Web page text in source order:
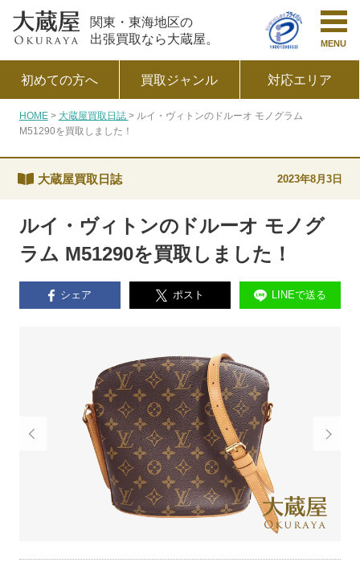
関東・東海地区の
出張買取なら大蔵屋。
MENU
初めての方へ 買取ジャンル 対応エリア
HOME 大蔵屋買取日誌
ルイ・ヴィトンのドルーオ モノグラム
M51290を買取しました！
ルイ・ヴィトンのドルーオ モノグ
ラム M51290を買取しました！
大蔵屋買取日誌 2023年8月3日
シェア ポスト LINEで送る